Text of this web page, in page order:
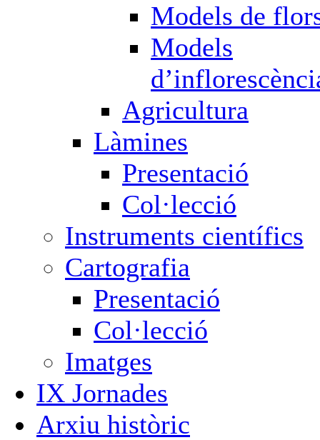
Models de
Models
Agricultura
Làmines
Presentació
Col·lecció
Instruments científics
Cartografia
Presentació
Col·lecció
Imatges
IX Jornades
Arxiu històric